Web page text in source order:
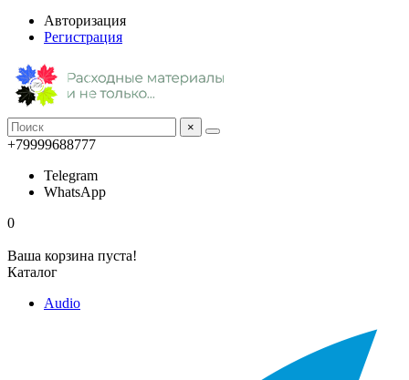
Авторизация
Регистрация
×
+79999688777
Telegram
WhatsApp
0
Ваша корзина пуста!
Каталог
Audio